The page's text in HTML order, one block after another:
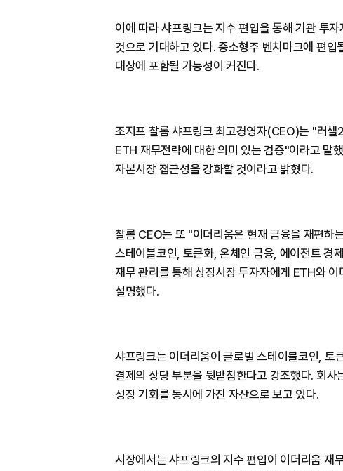
이에 따라 샤프링크는 지수 편입을 통해 기관 투
것으로 기대하고 있다. 중소형주 벤치마크에 편
대상에 포함될 가능성이 커진다.
조지프 찰롬 샤프링크 최고경영자(CEO)는 "러
ETH 재무전략에 대한 의미 있는 검증"이라고 말
자본시장 접근성을 강화할 것이라고 밝혔다.
찰롬 CEO는 또 "이더리움은 현재 금융을 재편하
스테이블코인, 토큰화, 온체인 금융, 에이전트 경
재무 관리를 통해 상장시장 투자자에게 ETH와
설명했다.
샤프링크는 이더리움이 글로벌 스테이블코인,
결제의 상당 부분을 뒷받침한다고 강조했다. 회
성장 기회를 동시에 가진 자산으로 보고 있다.
시장에서는 샤프링크의 지수 편입이 이더리움 재